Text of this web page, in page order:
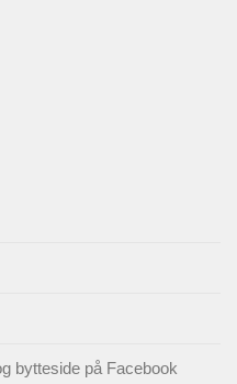
bytteside på Facebook